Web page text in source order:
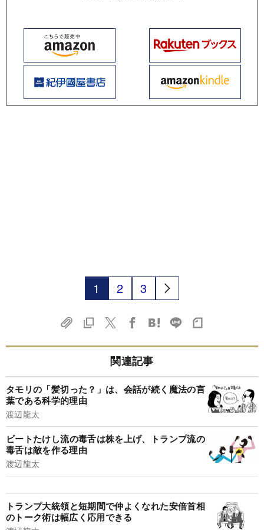
1 2 3
関連記事
タモリの「髪切った？」は、会話が続く魔法の言
葉である科学的理由
渡辺龍太
ビートたけし流の毒舌は株を上げ、トランプ流の
毒舌は敵を作る理由
渡辺龍太
トランプ大統領と短期間で仲よくなれた安倍首相
のトーク術は幅広く応用できる